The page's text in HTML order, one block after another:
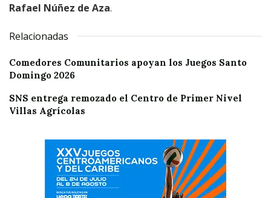
Rafael Núñez de Aza.
Relacionadas
Comedores Comunitarios apoyan los Juegos Santo
Domingo 2026
SNS entrega remozado el Centro de Primer Nivel
Villas Agrícolas